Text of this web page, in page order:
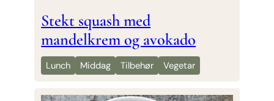
Stekt squash med
mandelkrem og avokado
Lunch Middag Tilbehør Vegetar